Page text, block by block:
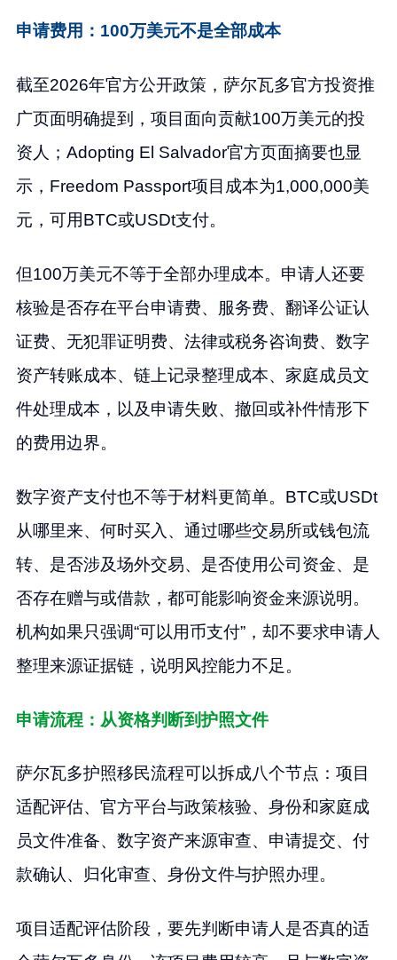
申请费用：100万美元不是全部成本
截至2026年官方公开政策，萨尔瓦多官方投资推
广页面明确提到，项目面向贡献100万美元的投
资人；Adopting El Salvador官方页面摘要也显
示，Freedom Passport项目成本为1,000,000美
元，可用BTC或USDt支付。
但100万美元不等于全部办理成本。申请人还要
核验是否存在平台申请费、服务费、翻译公证认
证费、无犯罪证明费、法律或税务咨询费、数字
资产转账成本、链上记录整理成本、家庭成员文
件处理成本，以及申请失败、撤回或补件情形下
的费用边界。
数字资产支付也不等于材料更简单。BTC或USDt
从哪里来、何时买入、通过哪些交易所或钱包流
转、是否涉及场外交易、是否使用公司资金、是
否存在赠与或借款，都可能影响资金来源说明。
机构如果只强调“可以用币支付”，却不要求申请人
整理来源证据链，说明风控能力不足。
申请流程：从资格判断到护照文件
萨尔瓦多护照移民流程可以拆成八个节点：项目
适配评估、官方平台与政策核验、身份和家庭成
员文件准备、数字资产来源审查、申请提交、付
款确认、归化审查、身份文件与护照办理。
项目适配评估阶段，要先判断申请人是否真的适